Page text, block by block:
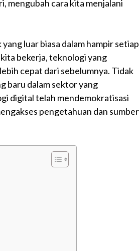
mengubah cara kita menjalani
luar biasa dalam hampir setiap
bekerja, teknologi yang
cepat dari sebelumnya. Tidak
baru dalam sektor yang
digital telah mendemokratisasi
pengetahuan dan sumber